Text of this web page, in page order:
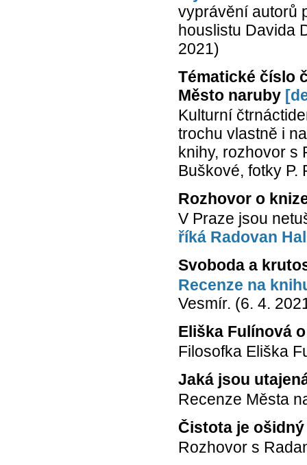
vyprávění autorů
houslistu Davida
2021)
Tématické číslo
Město naruby
Kulturní
trochu vlastně i
knihy, rozhovor s
Buškové, fotky P.
Rozhovor o
V Praze jsou
říká Radovan
Svoboda a
Recenze na
Vesmír. (6. 4.
Eliška Fulínová
Filosofka Eliška
Jaká jsou
Recenze Města
Čistota je
Rozhovor s